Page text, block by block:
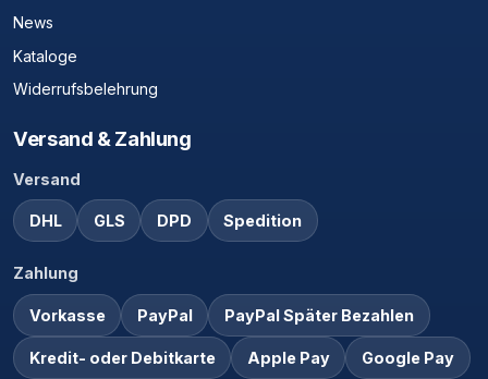
News
Kataloge
Widerrufsbelehrung
Versand & Zahlung
Versand
DHL GLS DPD Spedition
Zahlung
Vorkasse PayPal PayPal Später Bezahlen
Kredit- oder Debitkarte Apple Pay Google Pay